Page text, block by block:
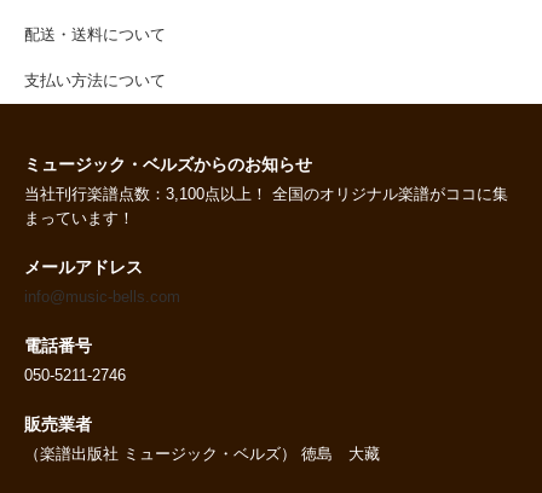
配送・送料について
支払い方法について
ミュージック・ベルズからのお知らせ
当社刊行楽譜点数：3,100点以上！ 全国のオリジナル楽譜がココに集
まっています！
メールアドレス
info@music-bells.com
電話番号
050-5211-2746
販売業者
（楽譜出版社 ミュージック・ベルズ） 徳島 大藏